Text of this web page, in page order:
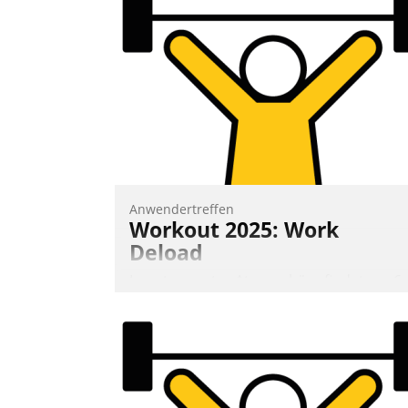
Anwendertreffen
Workout 2025: Work
Deload
Kunden- und Partnerkreis statt. Zentrale
meistern und Workloads wuppen – bei
zunehmend anspruchsvollen Aufgaben